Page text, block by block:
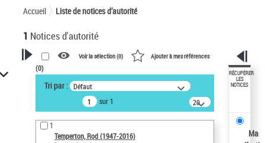
Accueil Liste de notices d’autorité
1 Notices d'autorité
VOTRE RECHERCHE
Recherche avancée dans les
notices d’autorité
Œuvres liées à l'auteur :
Temperton, Rod (1947-2016)
Voir la sélection (0) Ajouter à mes références
(0)
Tri par : Défaut
sur 1
20
résultats/page
1
Temperton, Rod (1947-2016)
RÉCUPÉRER
LES
NOTICES
Ma